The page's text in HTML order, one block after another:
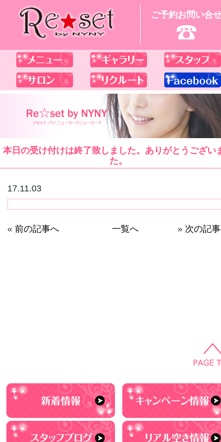
ご予約お問い合
本日の受け付けは終了致しました。ありがとうござい
た。
17.11.03
« 前の記事へ 一覧へ » 次の記